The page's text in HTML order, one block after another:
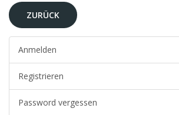
ZURÜCK
Anmelden
Registrieren
Password vergessen